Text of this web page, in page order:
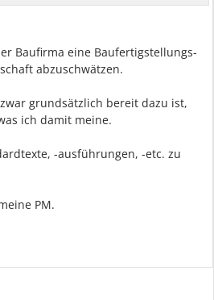
Baufirma eine Baufertigstellungs-
abzuschwätzen.
grundsätzlich bereit dazu ist,
ich damit meine.
-ausführungen, -etc. zu
PM.